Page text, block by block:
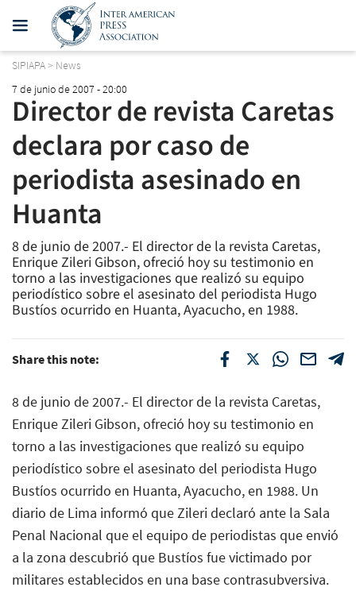
SIPIAPA> News
7 de junio de 2007 - 20:00
Director de revista Caretas
declara por caso de
periodista asesinado en
Huanta
8 de junio de 2007.- El director de la revista Caretas,
Enrique Zileri Gibson, ofreció hoy su testimonio en
torno a las investigaciones que realizó su equipo
periodístico sobre el asesinato del periodista Hugo
Bustíos ocurrido en Huanta, Ayacucho, en 1988.
Share this note:
8 de junio de 2007.- El director de la revista Caretas,
Enrique Zileri Gibson, ofreció hoy su testimonio en
torno a las investigaciones que realizó su equipo
periodístico sobre el asesinato del periodista Hugo
Bustíos ocurrido en Huanta, Ayacucho, en 1988. Un
diario de Lima informó que Zileri declaró ante la Sala
Penal Nacional que el equipo de periodistas que envió
a la zona descubrió que Bustíos fue victimado por
militares establecidos en una base contrasubversiva.